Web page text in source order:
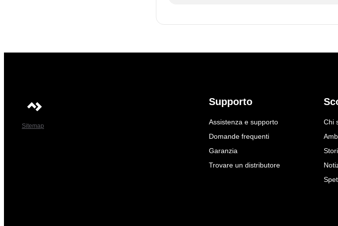
Sitemap
Supporto
Assistenza e supporto
Domande frequenti
Garanzia
Trovare un distributore
Chi